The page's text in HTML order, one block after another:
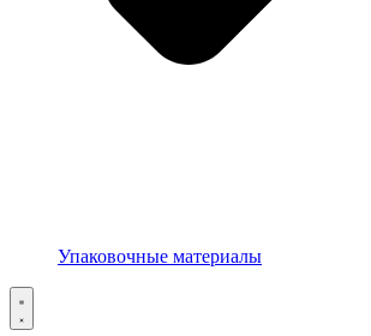
Упаковочные материалы